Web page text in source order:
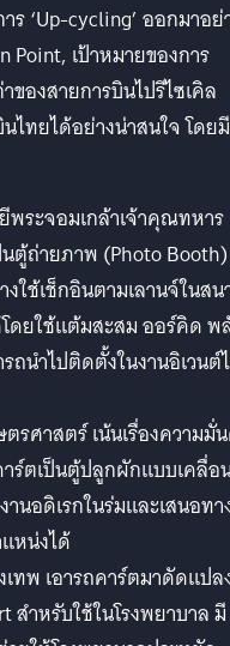
‘Up-cycling’ ออกมาอย่
Point, เป้าหมายของการ
องสายการบินไปรีไซเคิล
ไทยได้อย่างน่าสนใจ โดยมี
พระจอมเกล้าเจ้าคุณทหาร
ตู้ถ่ายภาพ (Photo
ใช้เช็กอินตามเลานจ์ในสน
ดยใช้แต้มสะสม ออร์คิด พ
ถนำไปติดตั้งในงานอิเวนต์
รศาสตร์ เน้นเรื่องความมั่
ร์ตเป็นตู้ปลูกผักแบบเคลื่อ
านอดิเรกในร่มและเสนอทา
หน่งได้
ทพ เอารถคาร์ตมาดัดแปล
สำหรับใช้ในโรงพยาบาล มี